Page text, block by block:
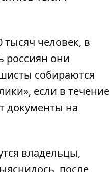
тысяч человек, в
россиян они
собираются
если в течение
документы на
владельцы,
после